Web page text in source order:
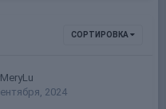
СОРТИРОВКА
2024